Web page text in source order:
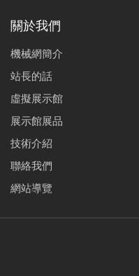
關於我們
機械網簡介
站長的話
虛擬展示館
展示館展品
技術介紹
聯絡我們
網站導覽